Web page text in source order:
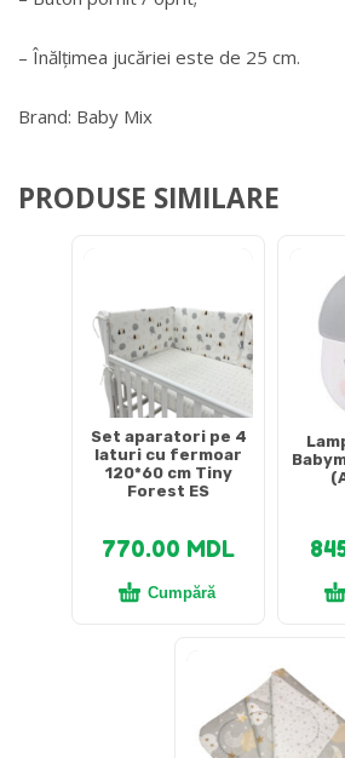
– Înălțimea jucăriei este de 25 cm.
Brand: Baby Mix
PRODUSE SIMILARE
Set aparatori pe 4
laturi cu fermoar
120*60 cm Tiny
Forest ES
770.00 MDL
Cumpără